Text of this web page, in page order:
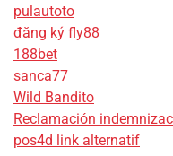
pulautoto
đăng ký fly88
188bet
sanca77
Wild Bandito
Reclamación
pos4d link alternatif